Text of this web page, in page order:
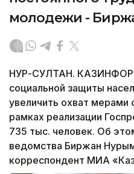
молодежи -
НУР-СУЛТАН.
социальной защиты
увеличить охват мерами
рамках реализации
735 тыс. человек. Об
ведомства Биржан
корреспондент МИА